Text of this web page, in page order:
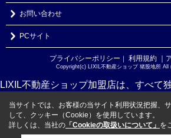
お問い合わせ
PCサイト
プライバシーポリシー ｜ 利用規約 ｜
Copyright(c) LIXIL不動産ショップ 猪股地所 All
LIXIL不動産ショップ加盟店は、すべて
当サイトでは、お客様の当サイト利用状況把握、
して、クッキー（Cookie）を使用しています。
詳しくは、当社の 「Cookieの取扱いについて」 を